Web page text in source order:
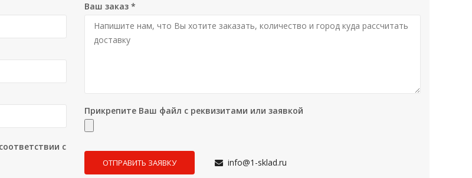
с
Ваш заказ *
Прикрепите Ваш файл с реквизитами или заявкой
info@1-sklad.ru